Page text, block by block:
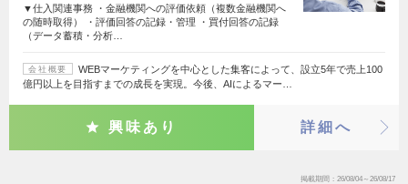
▼仕入関連事務 ・金融機関への評価依頼（複数金融機関へ
の随時取得） ・評価回答の記録・管理 ・買付回答の記録
（データ蓄積・分析…
会社概要
WEBマーケティングを中心とした集客によって、設立5年で売上100
億円以上を目指すまでの成長を実現。今後、AIによるマー…
興味あり 詳細へ
掲載期間 26/08/04～26/08/17